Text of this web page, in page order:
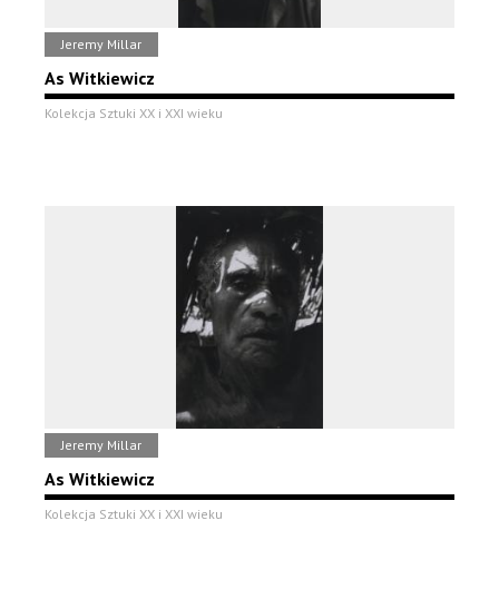
Jeremy Millar
As Witkiewicz
Kolekcja Sztuki XX i XXI wieku
Jeremy Millar
As Witkiewicz
Kolekcja Sztuki XX i XXI wieku